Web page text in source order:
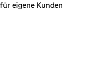
eigene Kunden